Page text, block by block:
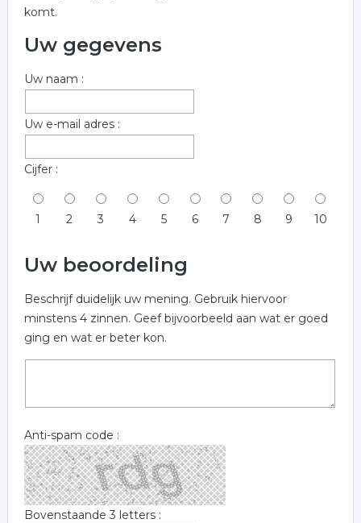
komt.
Uw gegevens
Uw naam :
Uw e-mail adres :
Cijfer :
1 2 3 4 5 6 7 8 9 10
Uw beoordeling
Beschrijf duidelijk uw mening. Gebruik hiervoor
minstens 4 zinnen. Geef bijvoorbeeld aan wat er goed
ging en wat er beter kon.
Anti-spam code :
Bovenstaande 3 letters :